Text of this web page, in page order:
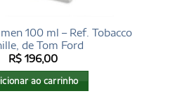
100 ml – Ref. Tobacco
de Tom Ford
R$ 196,00
ao carrinho